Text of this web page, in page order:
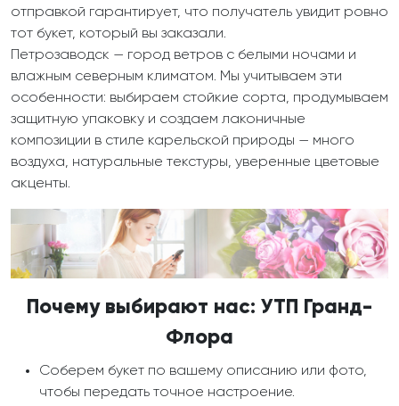
отправкой гарантирует, что получатель увидит ровно
тот букет, который вы заказали.
Петрозаводск — город ветров с белыми ночами и
влажным северным климатом. Мы учитываем эти
особенности: выбираем стойкие сорта, продумываем
защитную упаковку и создаем лаконичные
композиции в стиле карельской природы — много
воздуха, натуральные текстуры, уверенные цветовые
акценты.
Почему выбирают нас: УТП Гранд-
Флора
Соберем букет по вашему описанию или фото,
чтобы передать точное настроение.